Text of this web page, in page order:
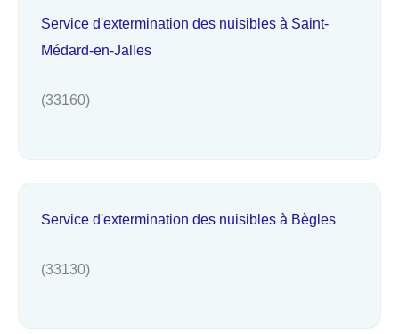
Service d'extermination des nuisibles à Saint-
Médard-en-Jalles
(33160)
Service d'extermination des nuisibles à Bègles
(33130)